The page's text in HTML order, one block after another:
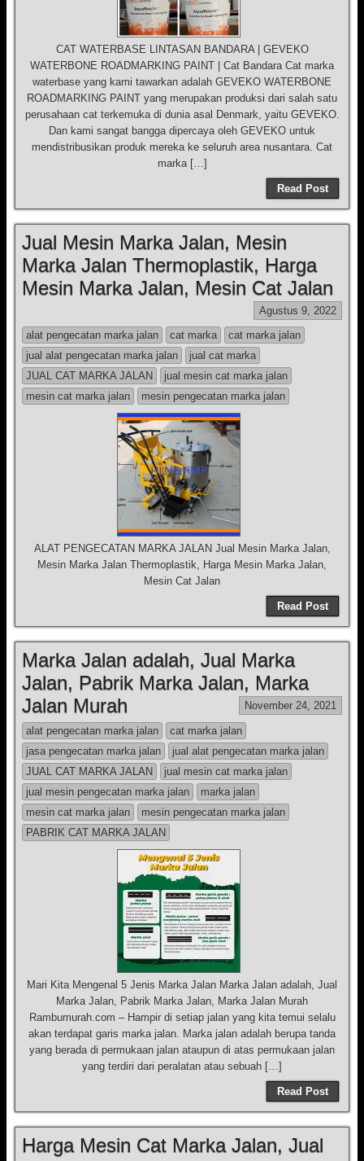
CAT WATERBASE LINTASAN BANDARA | GEVEKO
WATERBONE ROADMARKING PAINT | Cat Bandara Cat marka
waterbase yang kami tawarkan adalah GEVEKO WATERBONE
ROADMARKING PAINT yang merupakan produksi dari salah satu
perusahaan cat terkemuka di dunia asal Denmark, yaitu GEVEKO.
Dan kami sangat bangga dipercaya oleh GEVEKO untuk
mendistribusikan produk mereka ke seluruh area nusantara. Cat
marka […]
Read Post
Jual Mesin Marka Jalan, Mesin
Marka Jalan Thermoplastik, Harga
Mesin Marka Jalan, Mesin Cat Jalan
Agustus 9, 2022
alat pengecatan marka jalan
cat marka
cat marka jalan
jual alat pengecatan marka jalan
jual cat marka
JUAL CAT MARKA JALAN
jual mesin cat marka jalan
mesin cat marka jalan
mesin pengecatan marka jalan
ALAT PENGECATAN MARKA JALAN Jual Mesin Marka Jalan,
Mesin Marka Jalan Thermoplastik, Harga Mesin Marka Jalan,
Mesin Cat Jalan
Read Post
Marka Jalan adalah, Jual Marka
Jalan, Pabrik Marka Jalan, Marka
Jalan Murah
November 24, 2021
alat pengecatan marka jalan
cat marka jalan
jasa pengecatan marka jalan
jual alat pengecatan marka jalan
JUAL CAT MARKA JALAN
jual mesin cat marka jalan
jual mesin pengecatan marka jalan
marka jalan
mesin cat marka jalan
mesin pengecatan marka jalan
PABRIK CAT MARKA JALAN
Mari Kita Mengenal 5 Jenis Marka Jalan Marka Jalan adalah, Jual
Marka Jalan, Pabrik Marka Jalan, Marka Jalan Murah
Rambumurah.com – Hampir di setiap jalan yang kita temui selalu
akan terdapat garis marka jalan. Marka jalan adalah berupa tanda
yang berada di permukaan jalan ataupun di atas permukaan jalan
yang terdiri dari peralatan atau sebuah […]
Read Post
Harga Mesin Cat Marka Jalan, Jual